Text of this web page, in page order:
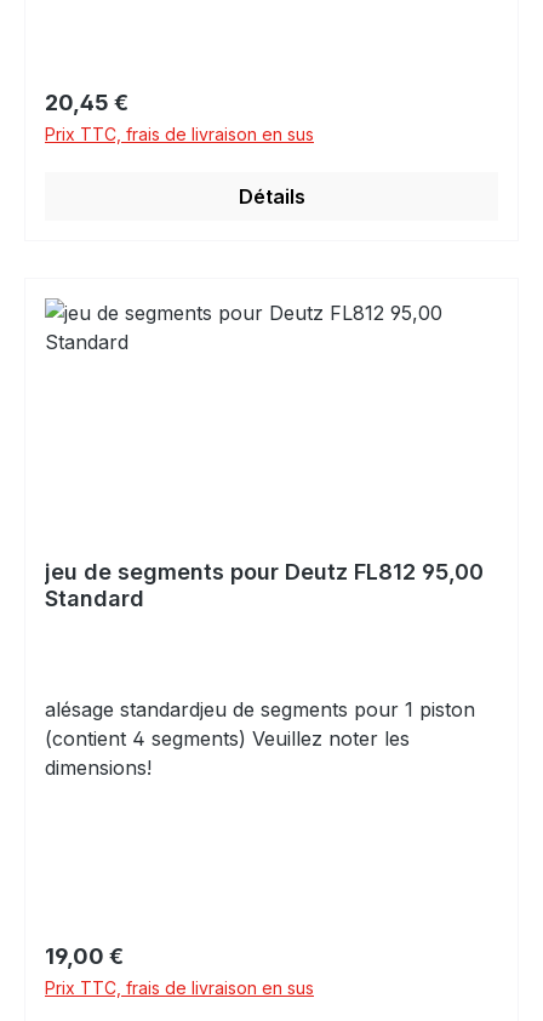
Prix régulier :
20,45 €
Prix TTC, frais de livraison en sus
Détails
jeu de segments pour Deutz FL812 95,00
Standard
alésage standardjeu de segments pour 1 piston
(contient 4 segments) Veuillez noter les
dimensions!
Prix régulier :
19,00 €
Prix TTC, frais de livraison en sus